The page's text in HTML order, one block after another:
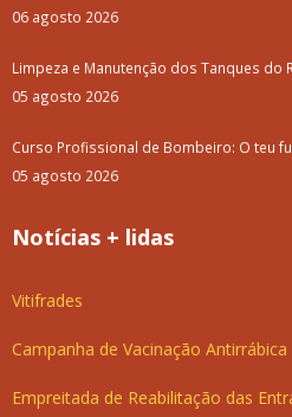
06 agosto 2026
Limpeza e Manutenção dos Tanques do
05 agosto 2026
Curso Profissional de Bombeiro: O teu
05 agosto 2026
Notícias + lidas
Vitifrades
Campanha de Vacinação Antirrábica
Empreitada de Reabilitação das